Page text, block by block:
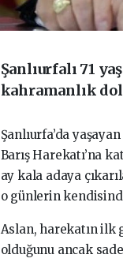
Şanlıurfalı 71
kahramanlık
Şanlıurfa’da
Barış Harekatı’na
ay kala adaya
o günlerin
Aslan, harekatın ilk
olduğunu ancak